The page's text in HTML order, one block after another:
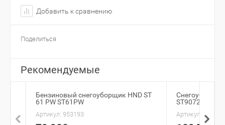
Добавить к сравнению
Поделиться
Рекомендуемые
Бензиновый снегоуборщик HND ST
61 PW ST61PW
Артикул: 953193
ST9072ET
Артикул: 910242